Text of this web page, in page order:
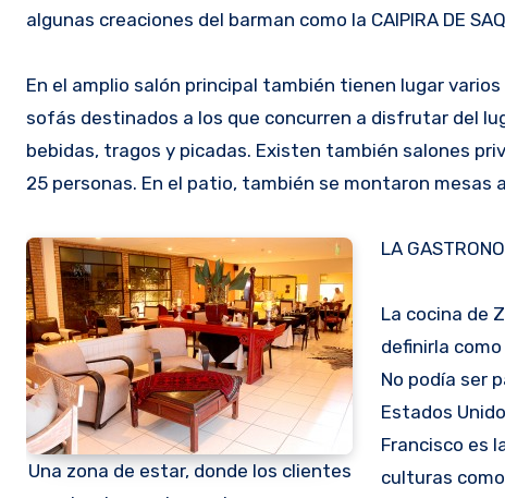
algunas creaciones del barman como la CAIPIRA DE
En el amplio salón principal también tienen lugar
sofás destinados a los que concurren a disfrutar del
bebidas, tragos y picadas. Existen también salones
25 personas. En el patio, también se montaron mesas
Una zona de estar, donde los clientes
LA
La cocina de
definirla
No podía ser
Estados
Francisco es
culturas